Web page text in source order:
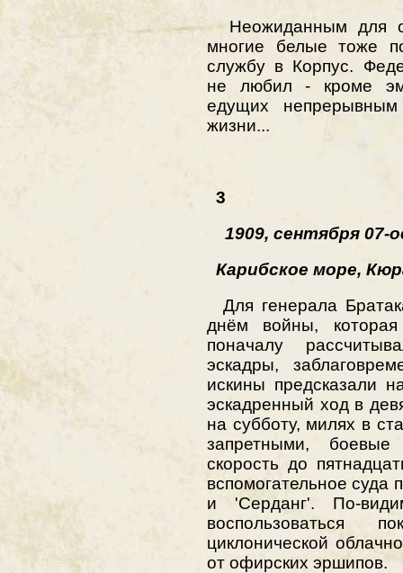
Неожиданным для
многие белые тоже
службу в Корпус.
не любил - кроме
едущих
жизни...
3
1909, сентября 07-
Карибское море,
Для генерала
днём войны,
поначалу
эскадры,
искины предсказали
эскадренный ход в
на субботу, милях в
запретными,
скорость до
вспомогательное суда
и 'Серданг'. По-
воспользоваться
циклонической
от офирских эршипов.